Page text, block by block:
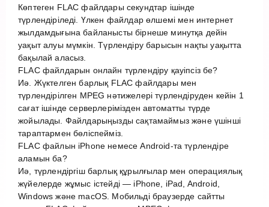
Көптеген FLAC файлдары секундтар ішінде
түрлендіріледі. Үлкен файлдар өлшемі мен интернет
жылдамдығына байланысты бірнеше минутқа дейін
уақыт алуы мүмкін. Түрлендіру барысын нақты уақытта
бақылай аласыз.
FLAC файлдарын онлайн түрлендіру қауіпсіз бе?
Иә. Жүктелген барлық FLAC файлдары мен
түрлендірілген MPEG нәтижелері түрлендіруден кейін 1
сағат ішінде серверлерімізден автоматты түрде
жойылады. Файлдарыңызды сақтамаймыз және үшінші
тараптармен бөліспейміз.
FLAC файлын iPhone немесе Android-та түрлендіре
аламын ба?
Иә, түрлендіргіш барлық құрылғылар мен операциялық
жүйелерде жұмыс істейді — iPhone, iPad, Android,
Windows және macOS. Мобильді браузерде сайтты